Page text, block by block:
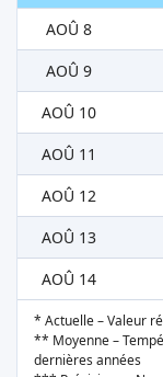
AOÛ 8
AOÛ 9
AOÛ 10
AOÛ 11
AOÛ 12
AOÛ 13
AOÛ 14
* Actuelle – Valeur
** Moyenne –
dernières années